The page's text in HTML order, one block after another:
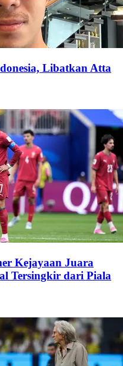
Libatkan Atta
Kejayaan Juara
Tersingkir dari Piala